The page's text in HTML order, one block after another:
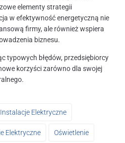
elementy strategii
w efektywność energetyczną nie
firmy, ale również wspiera
biznesu.
typowych błędów, przedsiębiorcy
korzyści zarówno dla swojej
Instalacje Elektryczne
Elektryczne Oświetlenie